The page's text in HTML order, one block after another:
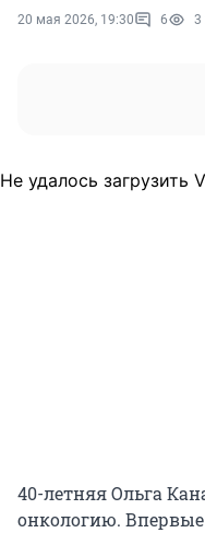
20 мая 2026, 19:30 6 3
Не удалось загрузить
40-летняя Ольга
онкологию.